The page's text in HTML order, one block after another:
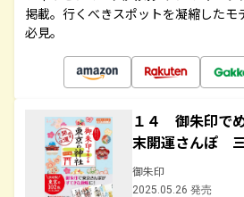
掲載。行くべきスポットを凝縮した
必見。
１４ 御朱印で
末開運さんぽ
御朱印
2025.05.26 発売